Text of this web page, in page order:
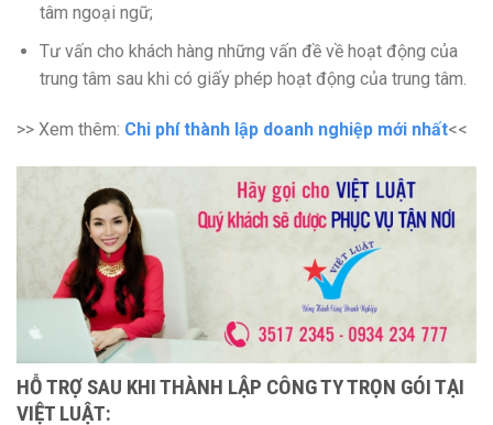
tâm ngoại ngữ;
Tư vấn cho khách hàng những vấn đề về hoạt động của
trung tâm sau khi có giấy phép hoạt động của trung tâm.
>> Xem thêm: Chi phí thành lập doanh nghiệp mới nhất<<
HỖ TRỢ SAU KHI THÀNH LẬP CÔNG TY TRỌN GÓI TẠI
VIỆT LUẬT: